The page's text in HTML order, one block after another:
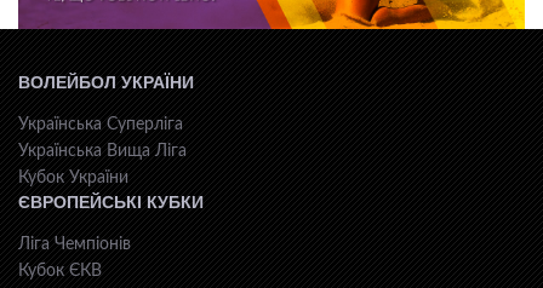
ВОЛЕЙБОЛ УКРАЇНИ
Українська Суперліга
Українська Вища Ліга
Кубок України
ЄВРОПЕЙСЬКІ КУБКИ
Ліга Чемпіонів
Кубок ЄКВ